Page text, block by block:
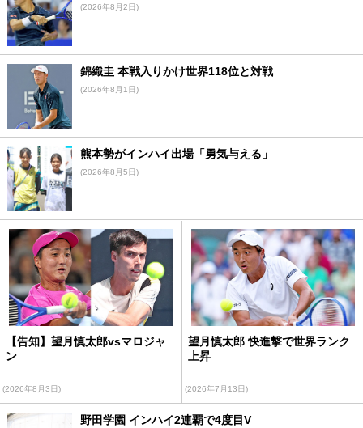
(2026年8月2日)
錦織圭 本戦入りかけ世界118位と対戦
(2026年8月1日)
熊本勢がインハイ出場「勇気与える」
(2026年8月5日)
【告知】望月慎太郎vsマロジャ
ン
(2026年8月3日)
望月慎太郎 快進撃で世界ランク
上昇
(2026年7月13日)
野田学園 インハイ2連覇で4度目V